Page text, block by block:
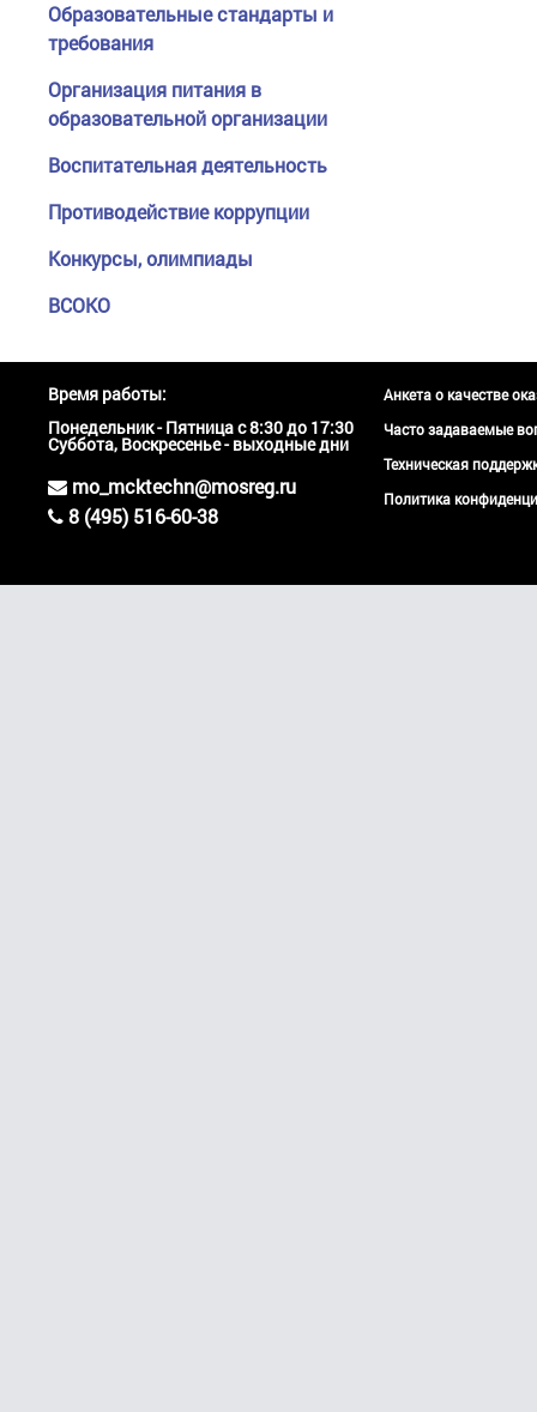
Образовательные стандарты и
требования
Организация питания в
образовательной организации
Воспитательная деятельность
Противодействие коррупции
Конкурсы, олимпиады
ВСОКО
Время работы:
Понедельник - Пятница с 8:30 до 17:30
Суббота, Воскресенье - выходные дни
mo_mcktechn@mosreg.ru
8 (495) 516-60-38
Анкета о качестве
Часто задаваемые
Техническая
Политика